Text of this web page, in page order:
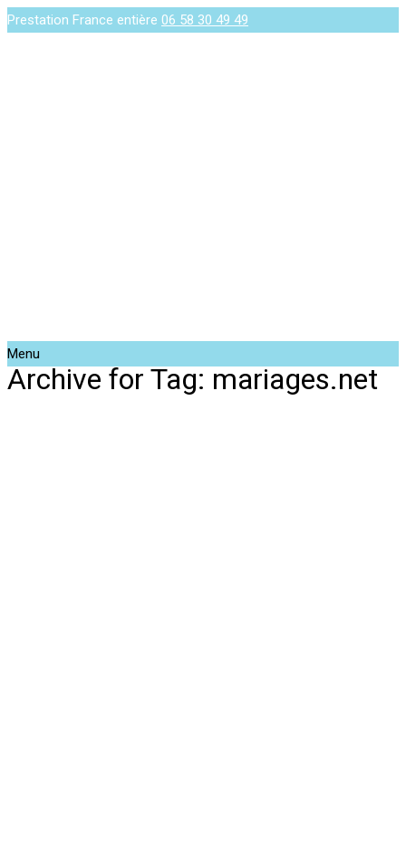
Prestation France entière 06 58 30 49 49
Menu
Archive for Tag: mariages.net